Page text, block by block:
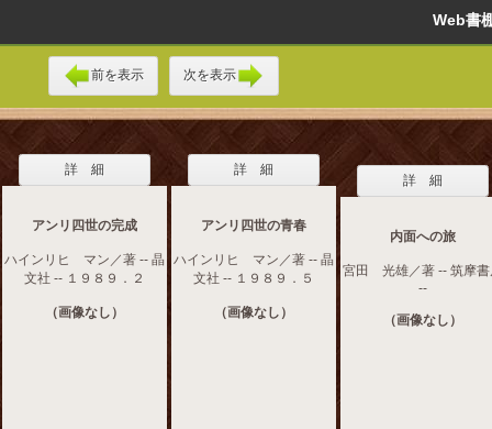
Web
前を表示 次を表示
詳 細
アンリ四世の完成
ハインリヒ マン／著 -- 晶
文社 -- １９８９．２
（画像なし）
詳 細
アンリ四世の青春
ハインリヒ マン／著 -- 晶
文社 -- １９８９．５
（画像なし）
詳 細
内面への旅
宮田 光雄／著 -- 筑摩書
--
（画像なし）